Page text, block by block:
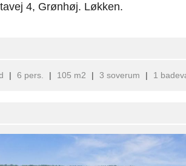
4, Grønhøj. Løkken.
| 6 pers. | 105 m2 | 3 soverum | 1